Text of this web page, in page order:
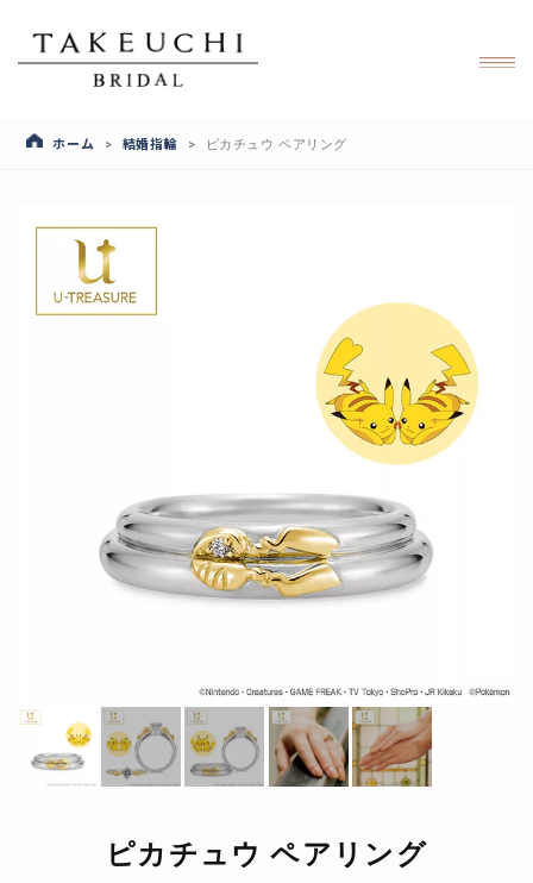
ホーム > 結婚指輪 > ピカチュウ ペアリング
ピカチュウ ペアリング